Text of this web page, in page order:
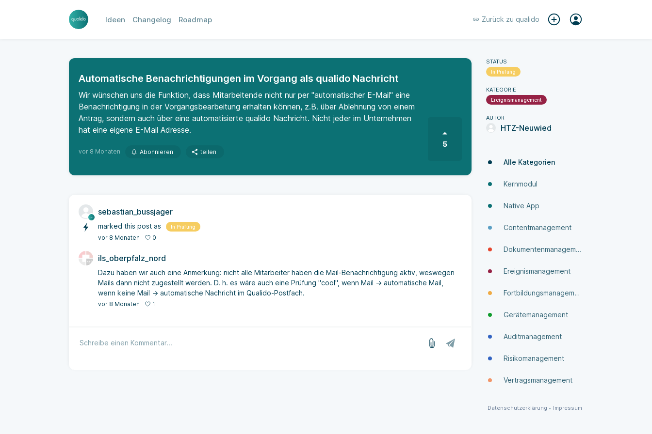
Ideen Changelog Roadmap Zurück zu qualido
Automatische Benachrichtigungen im Vorgang als qualido Nachricht
Wir wünschen uns die Funktion, dass Mitarbeitende nicht nur per "automatischer E-Mail" eine
Benachrichtigung in der Vorgangsbearbeitung erhalten können, z.B. über Ablehnung von einem
Antrag, sondern auch über eine automatisierte qualido Nachricht. Nicht jeder im Unternehmen
hat eine eigene E-Mail Adresse.
vor 8 Monaten Abonnieren teilen
5
sebastian_bussjager
marked this post as In Prüfung
vor 8 Monaten 0
ils_oberpfalz_nord
Dazu haben wir auch eine Anmerkung: nicht alle Mitarbeiter haben die Mail-Benachrichtigung aktiv, weswegen
Mails dann nicht zugestellt werden. D. h. es wäre auch eine Prüfung "cool", wenn Mail -> automatische Mail,
wenn keine Mail -> automatische Nachricht im Qualido-Postfach.
vor 8 Monaten 1
STATUS
In Prüfung
KATEGORIE
Ereignismanagement
AUTOR
HTZ-Neuwied
Alle Kategorien
Kernmodul
Native App
Contentmanagement
Dokumenten­manage­ment
Ereignismanagement
Fortbildungsmanagement
Gerätemanagement
Auditmanagement
Risikomanagement
Vertragsmanagement
Datenschutzerklärung • Impressum